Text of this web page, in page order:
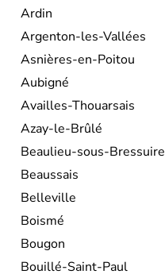
Ardin
Argenton-les-Vallées
Asnières-en-Poitou
Aubigné
Availles-Thouarsais
Azay-le-Brûlé
Beaulieu-sous-Bressuire
Beaussais
Belleville
Boismé
Bougon
Bouillé-Saint-Paul